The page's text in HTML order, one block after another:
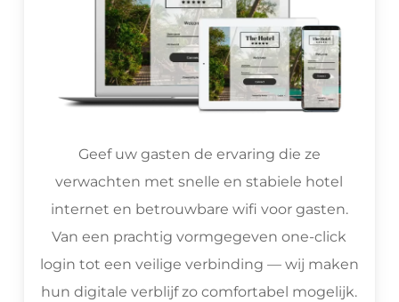
Geef uw gasten de ervaring die ze
verwachten met snelle en stabiele hotel
internet en betrouwbare wifi voor gasten.
Van een prachtig vormgegeven one-click
login tot een veilige verbinding — wij maken
hun digitale verblijf zo comfortabel mogelijk.